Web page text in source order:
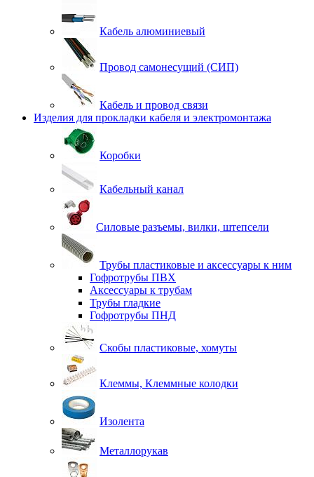
Кабель алюминиевый
Провод самонесущий (СИП)
Кабель и провод связи
Изделия для прокладки кабеля и электромонтажа
Коробки
Кабельный канал
Силовые разъемы, вилки, штепсели
Трубы пластиковые и аксессуары к ним
Гофротрубы ПВХ
Аксессуары к трубам
Трубы гладкие
Гофротрубы ПНД
Скобы пластиковые, хомуты
Клеммы, Клеммные колодки
Изолента
Металлорукав